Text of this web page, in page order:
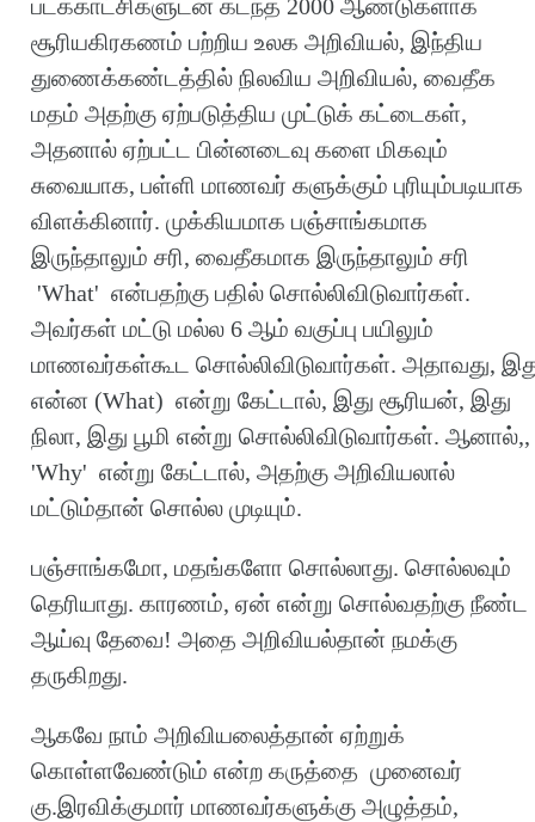
படக்காட்சிகளுடன் கடந்த 2000 ஆண்டுகளாக
சூரியகிரகணம் பற்றிய உலக அறிவியல், இந்திய
துணைக்கண்டத்தில் நிலவிய அறிவியல், வைதீக
மதம் அதற்கு ஏற்படுத்திய முட்டுக் கட்டைகள்,
அதனால் ஏற்பட்ட பின்னடைவு களை மிகவும்
சுவையாக, பள்ளி மாணவர் களுக்கும் புரியும்படியாக
விளக்கினார். முக்கியமாக பஞ்சாங்கமாக
இருந்தாலும் சரி, வைதீகமாக இருந்தாலும் சரி
'What' என்பதற்கு பதில் சொல்லிவிடுவார்கள்.
அவர்கள் மட்டு மல்ல 6 ஆம் வகுப்பு பயிலும்
மாணவர்கள்கூட சொல்லிவிடுவார்கள். அதாவது,
என்ன (What) என்று கேட்டால், இது சூரியன், இது
நிலா, இது பூமி என்று சொல்லிவிடுவார்கள். ஆனால்,,
'Why' என்று கேட்டால், அதற்கு அறிவியலால்
மட்டும்தான் சொல்ல முடியும்.
பஞ்சாங்கமோ, மதங்களோ சொல்லாது. சொல்லவும்
தெரியாது. காரணம், ஏன் என்று சொல்வதற்கு நீண்ட
ஆய்வு தேவை! அதை அறிவியல்தான் நமக்கு
தருகிறது.
ஆகவே நாம் அறிவியலைத்தான் ஏற்றுக்
கொள்ளவேண்டும் என்ற கருத்தை முனைவர்
கு.இரவிக்குமார் மாணவர்களுக்கு அழுத்தம்,